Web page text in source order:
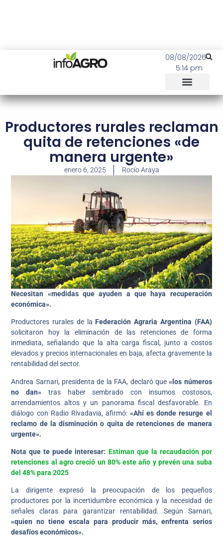
08/08/2026
5:14 pm
Productores rurales reclaman
quita de retenciones «de
manera urgente»
enero 6, 2025 Rocío Araya
Necesitan «medidas que ayuden a que haya recuperación
económica».
Productores rurales de la Federación Agraria Argentina (FAA)
solicitaron hoy la eliminación de las retenciones de forma
inmediata, señalando que la alta carga fiscal, junto a costos
elevados y precios internacionales en baja, afecta gravemente la
rentabilidad del sector.
Andrea Sarnari, presidenta de la FAA, declaró que«los números
no dan» tras haber sembrado con insumos costosos,
arrendamientos altos y un panorama fiscal desfavorable. En
diálogo con Radio Rivadavia, afirmó:«Ahí es donde resurge el
reclamo de la disminución o quita de retenciones de manera
urgente».
Nota que te puede interesar: Estiman que la recaudación por
retenciones al agro creció un 80% este año y prevén una suba
del 48% para 2025
La dirigente expresó la preocupación de los pequeños
productores por la incertidumbre económica y la necesidad de
señales claras para garantizar rentabilidad. Según Sarnari,
«quien no tiene escala para producir más, enfrenta serios
desafíos económicos».